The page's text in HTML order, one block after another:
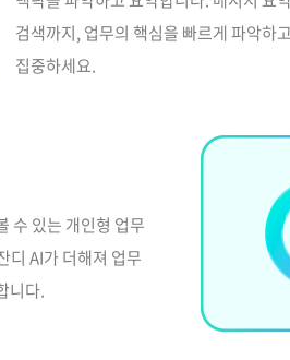
검색까지, 업무의 핵심을 빠르게 파악하
집중하세요.
수 있는 개인형 업무
디 AI가 더해져 업무
니다.